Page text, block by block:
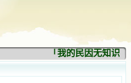
「我的民因无知识而